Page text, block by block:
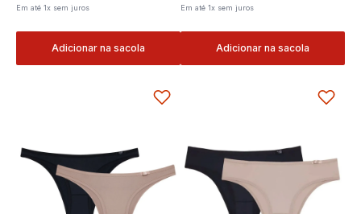
Em até1x sem juros
Adicionar na sacola
Em até 1x sem juros
Adicionar na sacola